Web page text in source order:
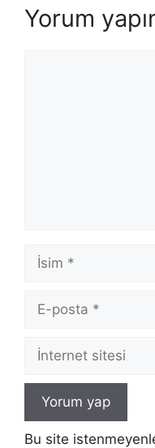
Yorum
İsim
posta
İnternet
sitesi
Bu site